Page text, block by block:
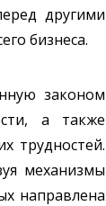
другими
бизнеса.
законом
а также
трудностей.
механизмы
направлена